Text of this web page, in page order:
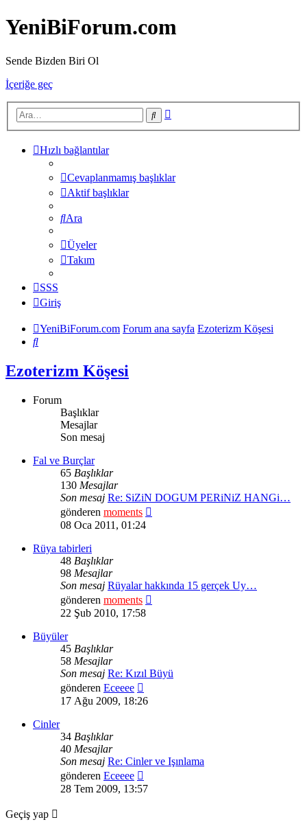
YeniBiForum.com
Sende Bizden Biri Ol
İçeriğe geç
Ara
Hızlı bağlantılar
Cevaplanmamış başlıklar
Aktif başlıklar
Ara
Üyeler
Takım
SSS
Giriş
YeniBiForum.com Forum ana sayfa Ezoterizm Köşesi
Ara
Ezoterizm Köşesi
Forum
Başlıklar
Mesajlar
Son mesaj
Fal ve Burçlar
65 Başlıklar
130 Mesajlar
Son mesaj Re: SiZiN DOGUM PERiNiZ HANGi…
gönderen moments
08 Oca 2011, 01:24
Rüya tabirleri
48 Başlıklar
98 Mesajlar
Son mesaj Rüyalar hakkında 15 gerçek Uy…
gönderen moments
22 Şub 2010, 17:58
Büyüler
45 Başlıklar
58 Mesajlar
Son mesaj Re: Kızıl Büyü
gönderen Eceeee
mesajı
17 Ağu 2009, 18:26
Cinler
34 Başlıklar
40 Mesajlar
Son mesaj Re: Cinler ve Işınlama
gönderen Eceeee
mesajı
28 Tem 2009, 13:57
Geçiş yap